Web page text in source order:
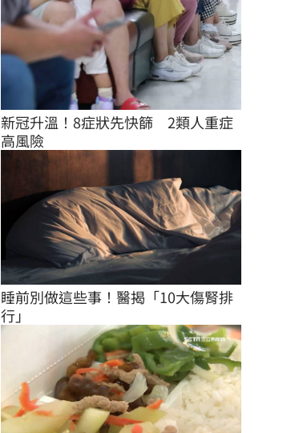
新冠升溫！8症狀先快篩　2類人重症
高風險
睡前別做這些事！醫揭「10大傷腎排
行」